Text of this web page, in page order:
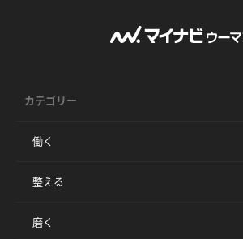
カテゴリー
働く
整える
磨く